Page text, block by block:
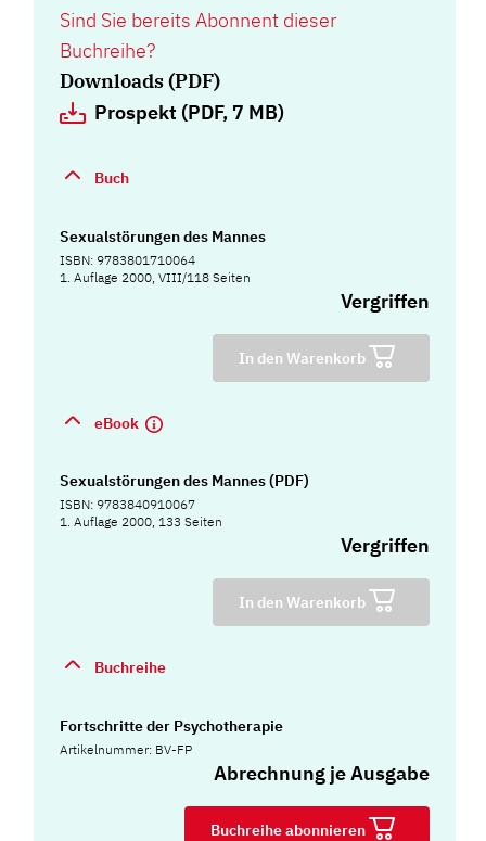
Sind Sie bereits Abonnent dieser
Buchreihe?
Downloads (PDF)
Prospekt (PDF, 7 MB)
Buch
Sexualstörungen des Mannes
ISBN: 9783801710064
1. Auflage 2000, VIII/118 Seiten
Vergriffen
In den Warenkorb
eBook
Sexualstörungen des Mannes (PDF)
ISBN: 9783840910067
1. Auflage 2000, 133 Seiten
Vergriffen
In den Warenkorb
Buchreihe
Fortschritte der Psychotherapie
Artikelnummer: BV-FP
Abrechnung je Ausgabe
Buchreihe abonnieren